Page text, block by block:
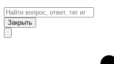
Закрыть